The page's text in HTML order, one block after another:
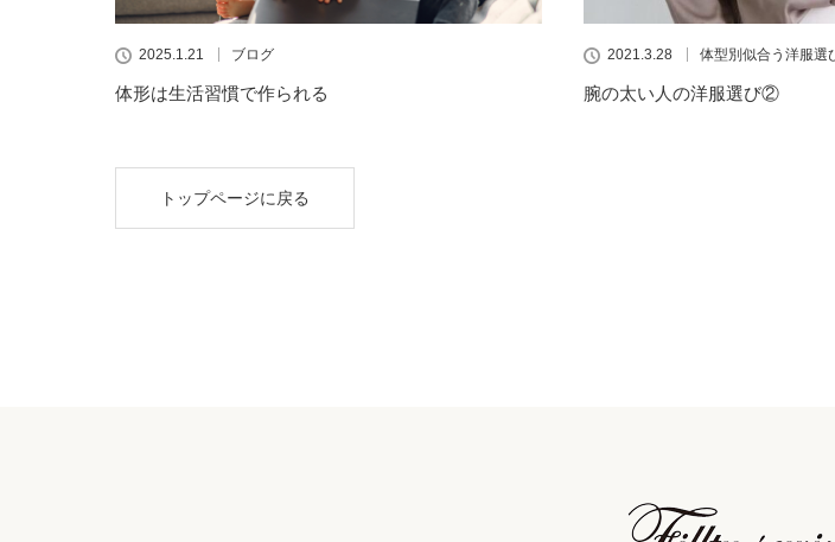
2025.1.21 ブログ
体形は生活習慣で作られる
2021.3.28 体型別似合う洋服選
腕の太い人の洋服選び②
トップページに戻る